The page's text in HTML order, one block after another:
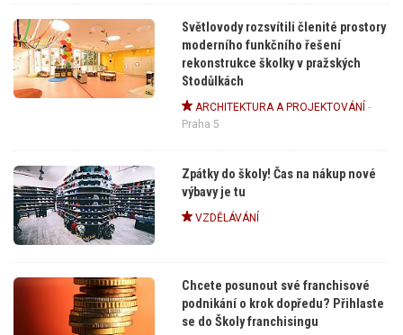
Světlovody rozsvítili členité prostory
moderního funkčního řešení
rekonstrukce školky v pražských
Stodůlkách
ARCHITEKTURA A PROJEKTOVÁNÍ -
Praha 5
Zpátky do školy! Čas na nákup nové
výbavy je tu
VZDĚLÁVÁNÍ
Chcete posunout své franchisové
podnikání o krok dopředu? Přihlaste
se do Školy franchisingu